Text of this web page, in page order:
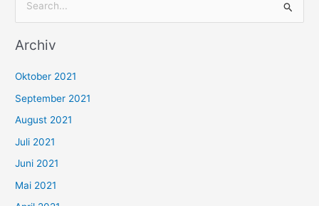
c
n
n
a
c
h
:
Archiv
Oktober 2021
September 2021
August 2021
Juli 2021
Juni 2021
Mai 2021